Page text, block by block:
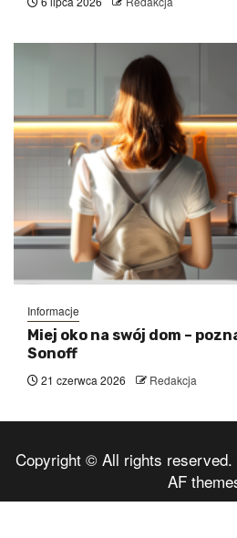
Informacje
Miej oko na swój dom –
Sonoff
21 czerwca 2026 Redakcja
Copyright © All rights reserved.
AF